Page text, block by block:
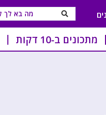
מתכונים ב-10 דקות